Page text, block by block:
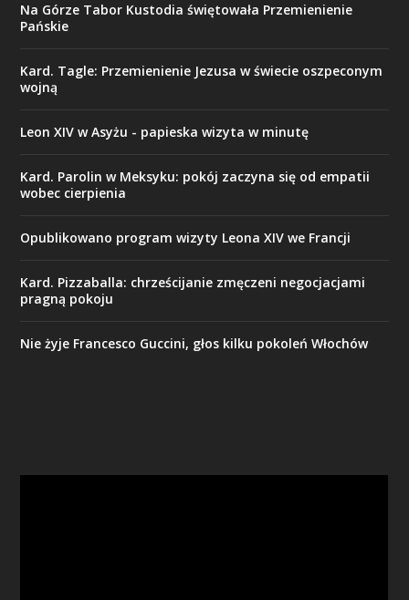
Na Górze Tabor Kustodia świętowała Przemienienie
Pańskie
Kard. Tagle: Przemienienie Jezusa w świecie oszpeconym
wojną
Leon XIV w Asyżu - papieska wizyta w minutę
Kard. Parolin w Meksyku: pokój zaczyna się od empatii
wobec cierpienia
Opublikowano program wizyty Leona XIV we Francji
Kard. Pizzaballa: chrześcijanie zmęczeni negocjacjami
pragną pokoju
Nie żyje Francesco Guccini, głos kilku pokoleń Włochów